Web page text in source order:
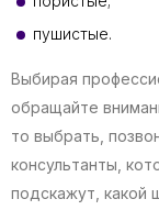
пушистые.
Выбирая
обращайте
то выбрать,
консультанты,
подскажут, какой